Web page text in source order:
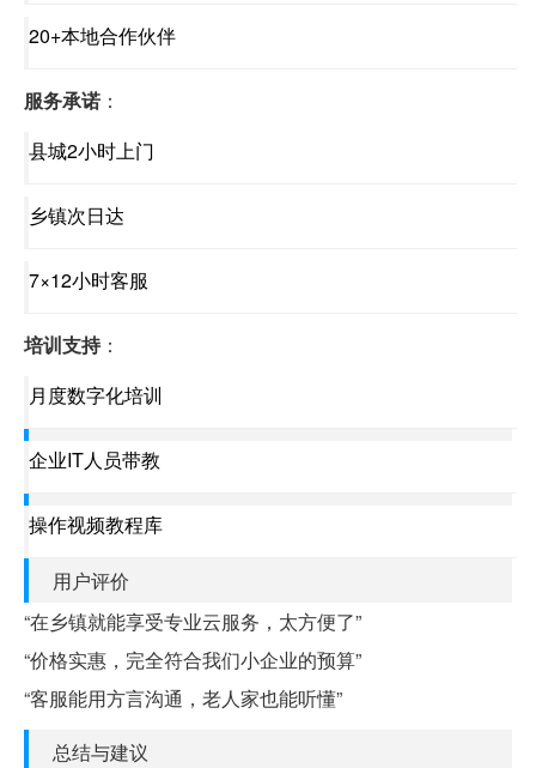
20+本地合作伙伴
服务承诺 ：
县城2小时上门
乡镇次日达
7×12小时客服
培训支持：
月度数字化培训
企业IT人员带教
操作视频教程库
用户评价
“在乡镇就能享受专业云服务，太方便了”
“价格实惠，完全符合我们小企业的预算”
“客服能用方言沟通，老人家也能听懂”
总结与建议